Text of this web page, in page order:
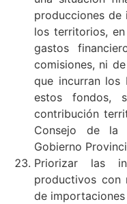
producciones
los territorios,
gastos
comisiones, ni
que incurran los
estos fondos,
contribución
Consejo de la
Gobierno
Priorizar las
productivos con
de